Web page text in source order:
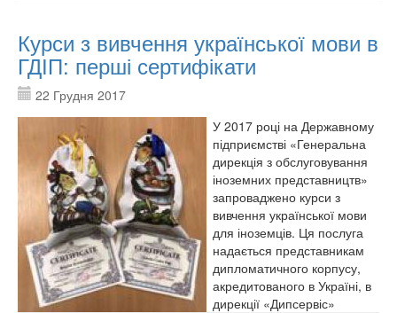
Курси з вивчення української мови в
ГДІП: перші сертифікати
22 Грудня 2017
У 2017 році на Державному
підприємстві «Генеральна
дирекція з обслуговування
іноземних представництв»
запроваджено курси з
вивчення української мови
для іноземців. Ця послуга
надається представникам
дипломатичного корпусу,
акредитованого в Україні, в
дирекції «Дипсервіс»